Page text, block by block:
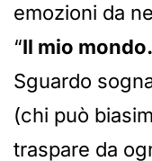
emozioni da
“Il mio
Sguardo
(chi può
traspare da